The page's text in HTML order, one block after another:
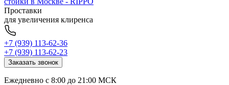
Проставки
для увеличения клиренса
+7 (939) 113-62-36
+7 (939) 113-62-23
Заказать звонок
Ежедневно с 8:00 до 21:00 МСК